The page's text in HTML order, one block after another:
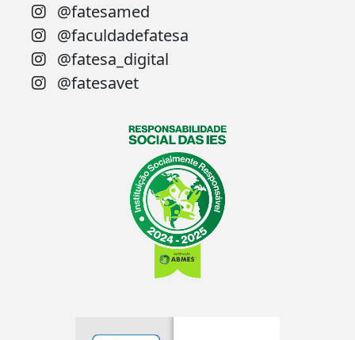
@fatesamed
@faculdadefatesa
@fatesa_digital
@fatesavet